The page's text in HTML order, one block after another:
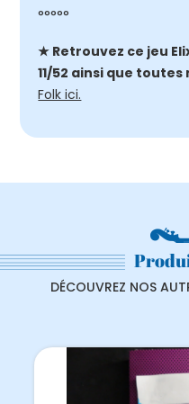
°°°°°
★ Retrouvez ce jeu
11/52 ainsi que
Folk ici.
DÉCOUVREZ NOS